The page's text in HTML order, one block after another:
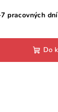
pracovných
Do